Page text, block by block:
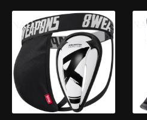
NAUJA